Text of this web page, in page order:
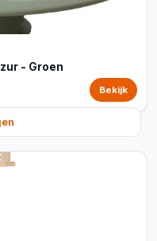
- Groen
Bekijk